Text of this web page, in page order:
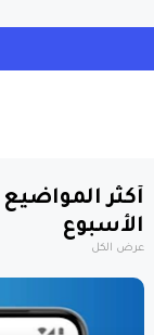
أكثر
الأسبوع
عرض الكل